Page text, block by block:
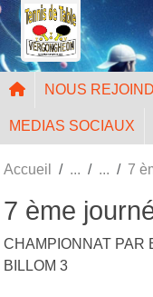
NOUS
MEDIAS SOCIAUX
Accueil 7
7 ème
CHAMPIONNAT PAR
BILLOM 3
Panneau de gestion